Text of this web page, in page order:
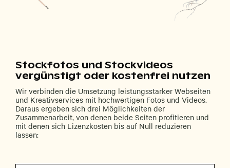
Stockfotos und Stockvideos
vergünstigt oder kostenfrei nutzen
Wir verbinden die Umsetzung leistungsstarker Webseiten
und Kreativservices mit hochwertigen Fotos und Videos.
Daraus ergeben sich drei Möglichkeiten der
Zusammenarbeit, von denen beide Seiten profitieren und
mit denen sich Lizenzkosten bis auf Null reduzieren
lassen: